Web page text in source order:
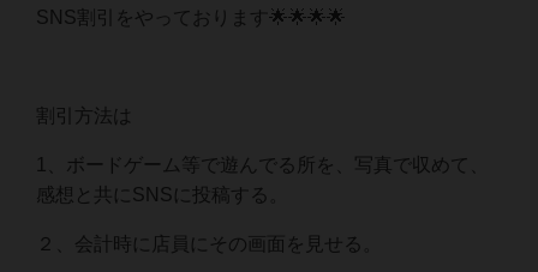
SNS割引をやっております🌟🌟🌟🌟
割引方法は
1、ボードゲーム等で遊んでる所を、写真で収めて、
感想と共にSNSに投稿する。
２、会計時に店員にその画面を見せる。